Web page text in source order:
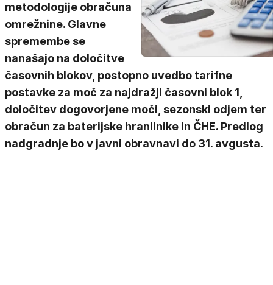
metodologije obračuna
omrežnine. Glavne
spremembe se
nanašajo na določitve
časovnih blokov, postopno uvedbo tarifne
postavke za moč za najdražji časovni blok 1,
določitev dogovorjene moči, sezonski odjem ter
obračun za baterijske hranilnike in ČHE. Predlog
nadgradnje bo v javni obravnavi do 31. avgusta.